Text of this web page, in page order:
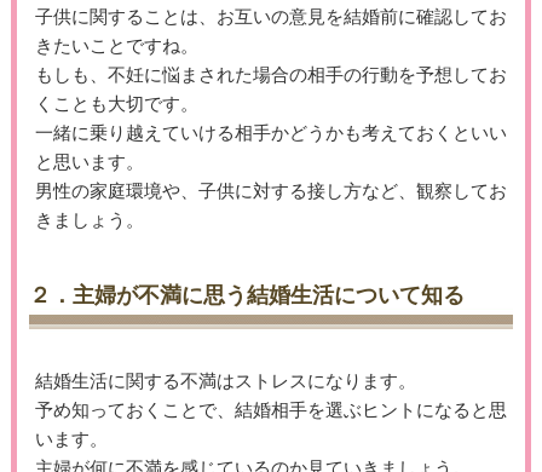
子供に関することは、お互いの意見を結婚前に確認してお
きたいことですね。
もしも、不妊に悩まされた場合の相手の行動を予想してお
くことも大切です。
一緒に乗り越えていける相手かどうかも考えておくといい
と思います。
男性の家庭環境や、子供に対する接し方など、観察してお
きましょう。
２．主婦が不満に思う結婚生活について知る
結婚生活に関する不満はストレスになります。
予め知っておくことで、結婚相手を選ぶヒントになると思
います。